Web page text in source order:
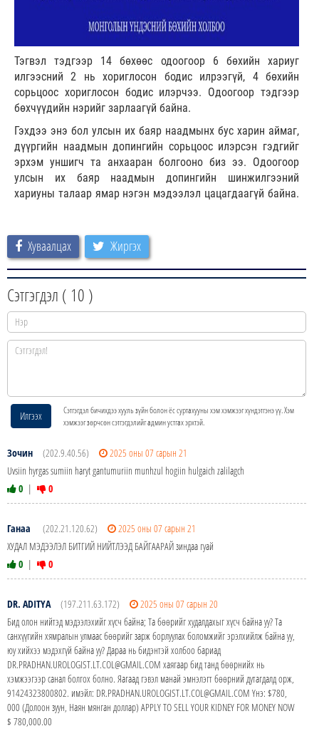
Тэгвэл тэдгээр 14 бөхөөс одоогоор 6 бөхийн хариуг
илгээсний 2 нь хориглосон бодис илрээгүй, 4 бөхийн
сорьцоос хориглосон бодис илэрчээ. Одоогоор тэдгээр
бөхчүүдийн нэрийг зарлаагүй байна.
Гэхдээ энэ бол улсын их баяр наадмынх бус харин аймаг,
дүүргийн наадмын допингийн сорьцоос илэрсэн гэдгийг
эрхэм уншигч та анхааран болгооно биз ээ. Одоогоор
улсын их баяр наадмын допингийн шинжилгээний
хариуны талаар ямар нэгэн мэдээлэл цацагдаагүй байна.
Хуваалцах Жиргэх
Сэтгэгдэл ( 10 )
Илгээх
Сэтгэгдэл бичихдээ хууль зүйн болон ёс суртахууны хэм хэмжээг хүндэтгэнэ үү. Хэм
хэмжээг зөрчсөн сэтгэгдэлийг админ устгах эрхтэй.
Зочин (202.9.40.56)
2025 оны 07 сарын 21
Uvsiin hyrgas sumiin haryt gantumuriin munhzul hogiin hulgaich zalilagch
0 | 0
Ганаа (202.21.120.62)
2025 оны 07 сарын 21
ХУДАЛ МЭДЭЭЛЭЛ БИТГИЙ НИЙТЛЭЭД БАЙГААРАЙ зиндаа гуай
0 | 0
DR. ADITYA (197.211.63.172)
2025 оны 07 сарын 20
Бид олон нийтэд мэдээлэхийг хүсч байна; Та бөөрийг худалдахыг хүсч байна уу? Та
санхүүгийн хямралын улмаас бөөрийг зарж борлуулах боломжийг эрэлхийлж байна уу,
юу хийхээ мэдэхгүй байна уу? Дараа нь бидэнтэй холбоо бариад
DR.PRADHAN.UROLOGIST.LT.COL@GMAIL.COM хаягаар бид танд бөөрнийх нь
хэмжээгээр санал болгох болно. Яагаад гэвэл манай эмнэлэгт бөөрний дутагдалд орж,
91424323800802. имэйл: DR.PRADHAN.UROLOGIST.LT.COL@GMAIL.COM Yнэ: $780,
000 (Долоон зуун, Наян мянган доллар) APPLY TO SELL YOUR KIDNEY FOR MONEY NOW
$ 780,000.00